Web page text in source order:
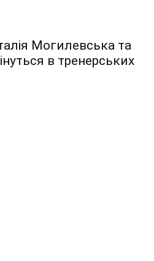
Могилевська та
в тренерських